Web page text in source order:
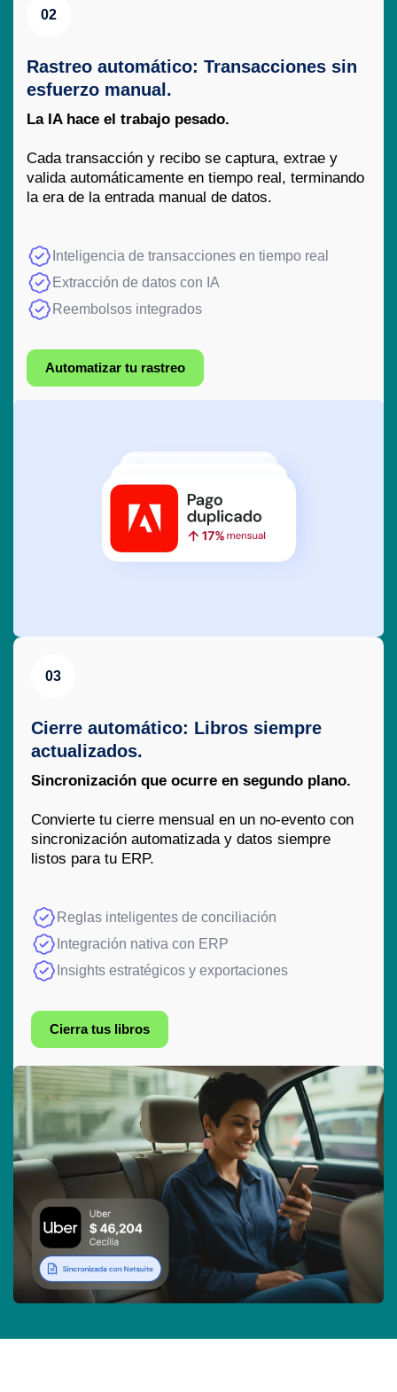
02
Rastreo automático: Transacciones sin
esfuerzo manual.
La IA hace el trabajo pesado.
Cada transacción y recibo se captura, extrae y
valida automáticamente en tiempo real, terminando
la era de la entrada manual de datos.
Inteligencia de transacciones en tiempo real
Extracción de datos con IA
Reembolsos integrados
Automatizar tu rastreo
03
Cierre automático: Libros siempre
actualizados.
Sincronización que ocurre en segundo plano.
Convierte tu cierre mensual en un no-evento con
sincronización automatizada y datos siempre
listos para tu ERP.
Reglas inteligentes de conciliación
Integración nativa con ERP
Insights estratégicos y exportaciones
Cierra tus libros